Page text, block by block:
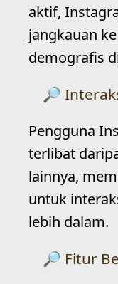
aktif,
jangkauan
demografis
Pengguna
terlibat
lainnya,
untuk
lebih dalam.
Fitur